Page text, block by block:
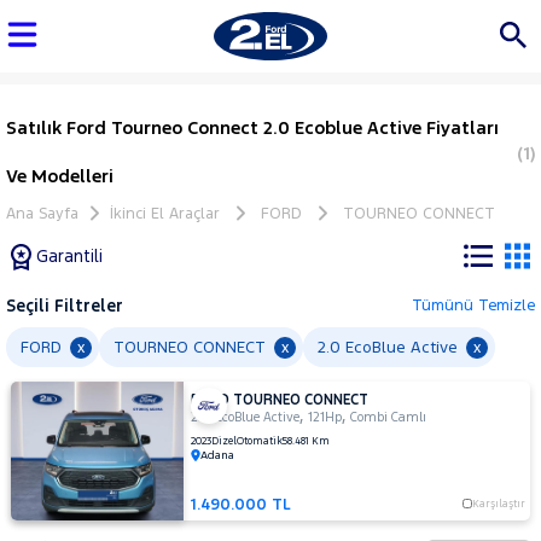
Satılık Ford Tourneo Connect 2.0 Ecoblue Active Fiyatları
Ve Modelleri
(1)
Ana Sayfa İkinci El Araçlar FORD TOURNEO CONNECT
Garantili
Tüm
Araçlar
AUDI
BMC
BMW
Seçili Filtreler Tümünü Temizle
FORD x TOURNEO CONNECT x 2.0 EcoBlue Active x
FORD TOURNEO CONNECT
2.0 EcoBlue Active,121Hp,Combi Camlı
2023DizelOtomatik58.481 Km
Adana
1.490.000 TL Karşılaştır